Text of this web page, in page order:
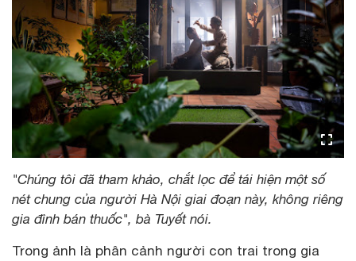
"Chúng tôi đã tham khảo, chắt lọc để tái hiện một số
nét chung của người Hà Nội giai đoạn này, không riêng
gia đình bán thuốc", bà Tuyết nói.
Trong ảnh là phân cảnh người con trai trong gia